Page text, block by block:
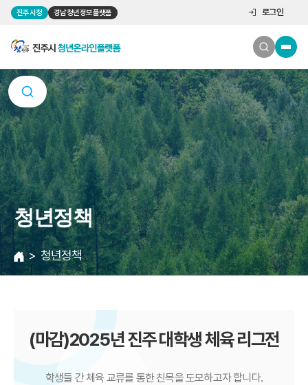
진주시청 경남청년정보플랫폼 로그인
청년정책
청년정책
(마감)2025년 진주 대학생 체육 리그전
학생들 간 체육 교류를 통한 친목을 도모하고자 합니다.